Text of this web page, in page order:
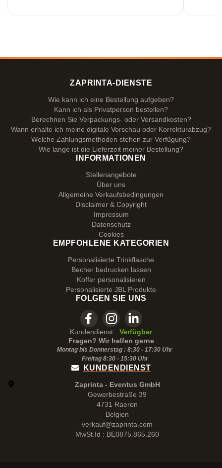
ZAPRINTA-DIENSTE
Wie kann ich eine Bestellung aufgeben?
Kann ich als Privatperson bestellen?
Berechnen Sie Verpackungs- oder Versandkosten?
Wann erhalte ich meine digitale Vorschau oder Korrekturabzug?
Welche Zahlungsmethoden stehen zur Verfügung?
Wie lange ist die Lieferzeit meiner Bestellung?
INFORMATIONEN
Stellenangebote
Über uns
Allgemeine Verkaufsbedingungen
Disclaimer & Copyright
Impressum
Datenschutz
Cookies
EMPFOHLENE KATEGORIEN
Personalisierte Trinkflasche
Becher bedrucken lassen
Koffer personalisieren
Personalisierte JBL Produkte
FOLGEN SIE UNS
Kundendienst:
Verfügbar
Fragen? Wir helfen gerne
Montag bis Donnerstag : 8:30 - 17:30 Uhr
Freitag 8:30 - 15:30Uhr
KUNDENDIENST
Zaprinta - Eventus GmbH
Gewerbestraße 39
4731 Raeren
Belgien
verkauf@zaprinta.com
MwSt.Id : BE0875.865.260